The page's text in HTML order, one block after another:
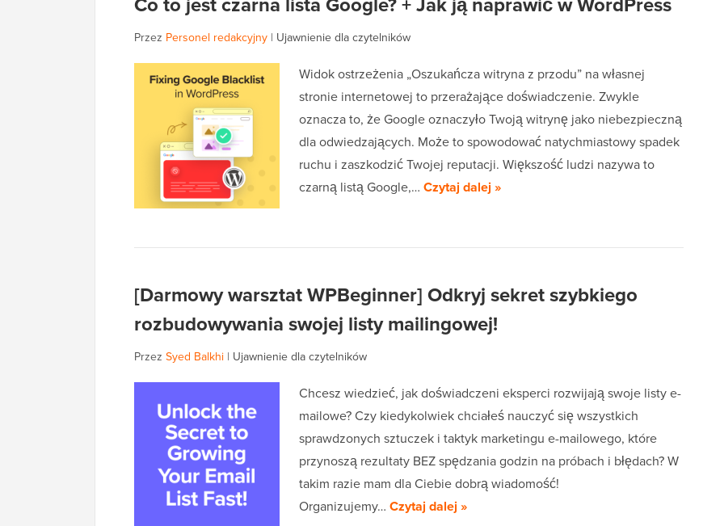
Przez Personel redakcyjny | Ujawnienie dla czytelników
Widok ostrzeżenia „Oszukańcza witryna z przodu” na własnej
stronie internetowej to przerażające doświadczenie. Zwykle
oznacza to, że Google oznaczyło Twoją witrynę jako niebezpieczną
dla odwiedzających. Może to spowodować natychmiastowy spadek
ruchu i zaszkodzić Twojej reputacji. Większość ludzi nazywa to
czarną listą Google,… Czytaj dalej »
[Darmowy warsztat WPBeginner] Odkryj sekret szybkiego
rozbudowywania swojej listy mailingowej!
Przez Syed Balkhi | Ujawnienie dla czytelników
Chcesz wiedzieć, jak doświadczeni eksperci rozwijają swoje listy e-
mailowe? Czy kiedykolwiek chciałeś nauczyć się wszystkich
sprawdzonych sztuczek i taktyk marketingu e-mailowego, które
przynoszą rezultaty BEZ spędzania godzin na próbach i błędach? W
takim razie mam dla Ciebie dobrą wiadomość!
Organizujemy… Czytaj dalej »